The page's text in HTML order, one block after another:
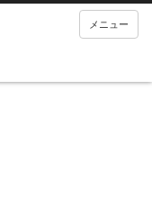
メニュー